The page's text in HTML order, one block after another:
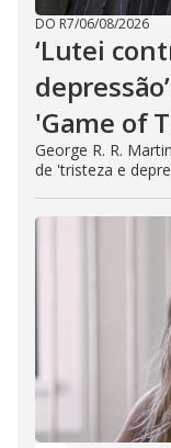
DO R7/06/08/2026
‘Lutei
'Game of
George R. R.
de 'tristeza e